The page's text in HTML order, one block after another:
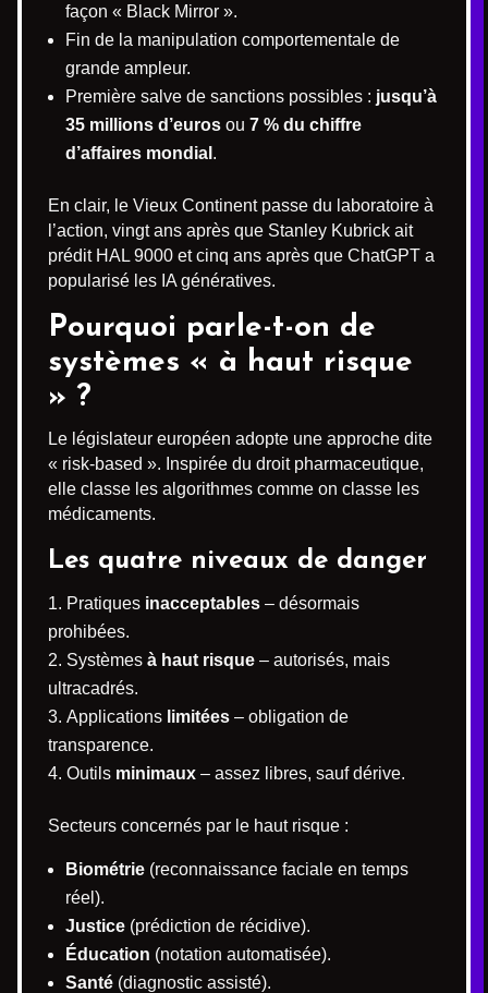
façon « Black Mirror ».
Fin de la manipulation comportementale de
grande ampleur.
Première salve de sanctions possibles : jusqu’à
35 millions d’euros ou 7 % du chiffre
d’affaires mondial .
En clair, le Vieux Continent passe du laboratoire à
l’action, vingt ans après que Stanley Kubrick ait
prédit HAL 9000 et cinq ans après que ChatGPT a
popularisé les IA génératives.
Pourquoi parle-t-on de
systèmes « à haut risque
» ?
Le législateur européen adopte une approche dite
« risk-based ». Inspirée du droit pharmaceutique,
elle classe les algorithmes comme on classe les
médicaments.
Les quatre niveaux de danger
Pratiques inacceptables – désormais
prohibées.
Systèmes à haut risque – autorisés, mais
ultracadrés.
Applications limitées – obligation de
transparence.
Outils minimaux – assez libres, sauf dérive.
Secteurs concernés par le haut risque :
Biométrie (reconnaissance faciale en temps
réel).
Justice (prédiction de récidive).
Éducation (notation automatisée).
Santé (diagnostic assisté).